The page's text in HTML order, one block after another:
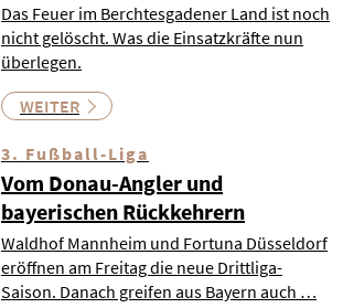
Das Feuer im Berchtesgadener Land ist noch
nicht gelöscht. Was die Einsatzkräfte nun
überlegen.
WEITER
3. Fußball-Liga
Vom Donau-Angler und
bayerischen Rückkehrern
Waldhof Mannheim und Fortuna Düsseldorf
eröffnen am Freitag die neue Drittliga-
Saison. Danach greifen aus Bayern auch …